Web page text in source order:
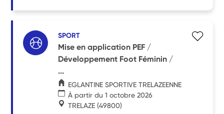
SPORT
Mise en application PEF /
Développement Foot Féminin /
...
EGLANTINE SPORTIVE TRELAZEENNE
À partir du 1 octobre 2026
TRELAZE (49800)